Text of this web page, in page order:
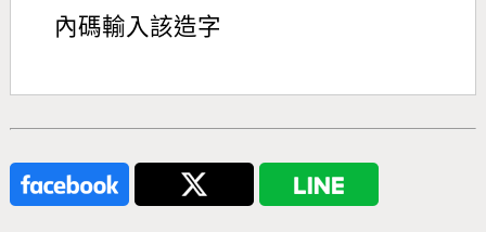
內碼輸入該造字